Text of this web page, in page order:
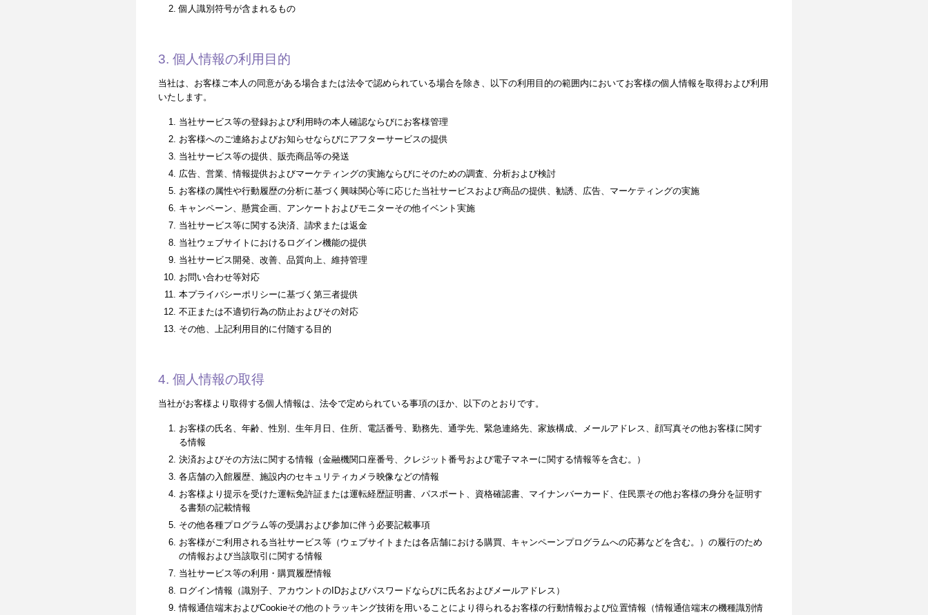
個人識別符号が含まれるもの
3. 個人情報の利用目的
当社は、お客様ご本人の同意がある場合または法令で認められている場合を除き、以下の利用目的の範囲内においてお客様の個人情報を取得および利用
いたします。
当社サービス等の登録および利用時の本人確認ならびにお客様管理
お客様へのご連絡およびお知らせならびにアフターサービスの提供
当社サービス等の提供、販売商品等の発送
広告、営業、情報提供およびマーケティングの実施ならびにそのための調査、分析および検討
お客様の属性や行動履歴の分析に基づく興味関心等に応じた当社サービスおよび商品の提供、勧誘、広告、マーケティングの実施
キャンペーン、懸賞企画、アンケートおよびモニターその他イベント実施
当社サービス等に関する決済、請求または返金
当社ウェブサイトにおけるログイン機能の提供
当社サービス開発、改善、品質向上、維持管理
お問い合わせ等対応
本プライバシーポリシーに基づく第三者提供
不正または不適切行為の防止およびその対応
その他、上記利用目的に付随する目的
4. 個人情報の取得
当社がお客様より取得する個人情報は、法令で定められている事項のほか、以下のとおりです。
お客様の氏名、年齢、性別、生年月日、住所、電話番号、勤務先、通学先、緊急連絡先、家族構成、メールアドレス、顔写真その他お客様に関す
る情報
決済およびその方法に関する情報（金融機関口座番号、クレジット番号および電子マネーに関する情報等を含む。）
各店舗の入館履歴、施設内のセキュリティカメラ映像などの情報
お客様より提示を受けた運転免許証または運転経歴証明書、パスポート、資格確認書、マイナンバーカード、住民票その他お客様の身分を証明す
る書類の記載情報
その他各種プログラム等の受講および参加に伴う必要記載事項
お客様がご利用される当社サービス等（ウェブサイトまたは各店舗における購買、キャンペーンプログラムへの応募などを含む。）の履行のため
の情報および当該取引に関する情報
当社サービス等の利用・購買履歴情報
ログイン情報（識別子、アカウントのIDおよびパスワードならびに氏名およびメールアドレス）
情報通信端末およびCookieその他のトラッキング技術を用いることにより得られるお客様の行動情報および位置情報（情報通信端末の機種識別情